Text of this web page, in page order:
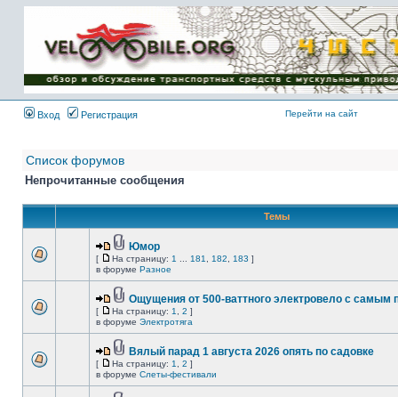
Имя пользователя:
Пароль:
{ LOG_ME_IN_SHORT
}
Вход
Регистрация Перейти на сайт
Список форумов
Непрочитанные сообщения
Темы
Юмор
[ На страницу: 1 181 182 183 ]
в форуме Разное
Ощущения от 500-ваттного электровело с самым
[ На страницу: 1 2 ]
в форуме Электротяга
Вялый парад 1 августа 2026 опять по садовке
[ На страницу: 1 2 ]
в форуме Слеты-фестивали